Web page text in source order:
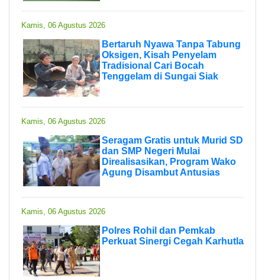
Kamis, 06 Agustus 2026
Bertaruh Nyawa Tanpa Tabung
Oksigen, Kisah Penyelam
Tradisional Cari Bocah
Tenggelam di Sungai Siak
Kamis, 06 Agustus 2026
Seragam Gratis untuk Murid SD
dan SMP Negeri Mulai
Direalisasikan, Program Wako
Agung Disambut Antusias
Kamis, 06 Agustus 2026
Polres Rohil dan Pemkab
Perkuat Sinergi Cegah Karhutla